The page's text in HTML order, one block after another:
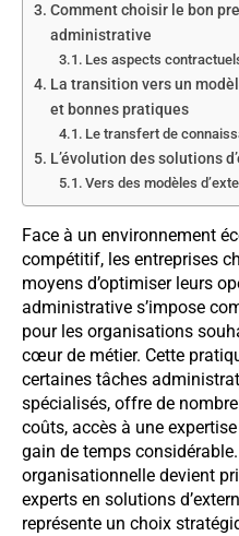
Comment choisir le bon
administrative
Les aspects
La transition vers un
et bonnes pratiques
Le transfert de
L’évolution des solutions
Vers des modèles
Face à un environnement
compétitif, les entreprises
moyens d’optimiser leurs
administrative s’impose
pour les organisations
cœur de métier. Cette
certaines tâches
spécialisés, offre de
coûts, accès à une
gain de temps
organisationnelle devient
experts en solutions
représente un choix